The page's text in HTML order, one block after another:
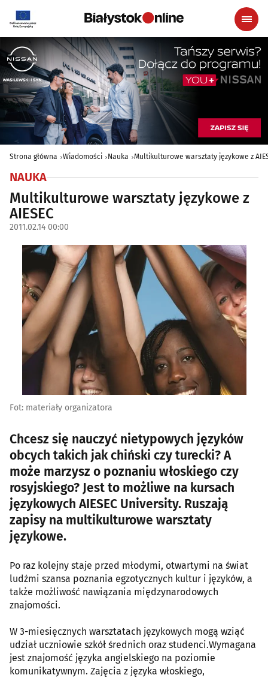
Strona główna Wiadomości Nauka Multikulturowe warsztaty językowe z
NAUKA
Multikulturowe warsztaty językowe z
AIESEC
2011.02.14 00:00
Fot: materiały organizatora
Chcesz się nauczyć nietypowych języków
obcych takich jak chiński czy turecki? A
może marzysz o poznaniu włoskiego czy
rosyjskiego? Jest to możliwe na kursach
językowych AIESEC University. Ruszają
zapisy na multikulturowe warsztaty
językowe.
Po raz kolejny staje przed młodymi, otwartymi na świat
ludźmi szansa poznania egzotycznych kultur i języków, a
także możliwość nawiązania międzynarodowych
znajomości.
W 3-miesięcznych warsztatach językowych mogą wziąć
udział uczniowie szkół średnich oraz studenci.Wymagana
jest znajomość języka angielskiego na poziomie
komunikatywnym. Zajęcia z języka włoskiego,